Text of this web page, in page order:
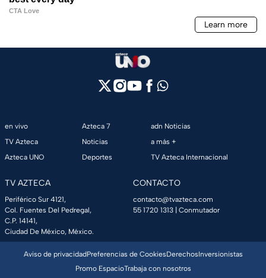
en vivo
TV Azteca
Azteca UNO
Azteca 7
Noticias
Deportes
adn Noticias
a más +
TV Azteca Internacional
TV AZTECA
Periférico Sur 4121,
Col. Fuentes Del Pedregal,
C.P. 14141,
Ciudad De México, México.
CONTACTO
contacto@tvazteca.com
55 1720 1313 | Conmutador
Aviso de privacidadPreferencias de CookiesDerechosInversionistas
Promo EspacioTrabaja con nosotros